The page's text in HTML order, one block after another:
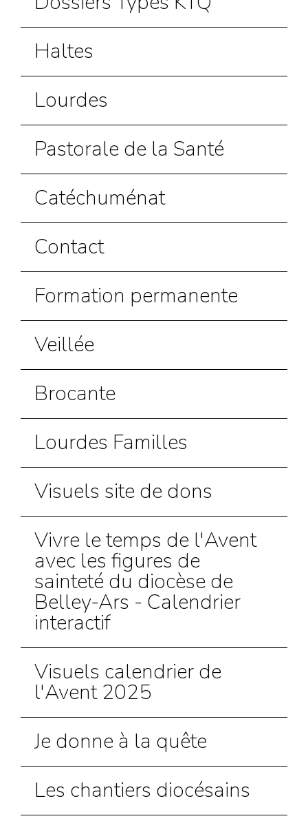
Haltes
Lourdes
Pastorale de la Santé
Catéchuménat
Contact
Formation permanente
Veillée
Brocante
Lourdes Familles
Visuels site de dons
Vivre le temps de l'Avent
avec les figures de
sainteté du diocèse de
Belley-Ars - Calendrier
interactif
Visuels calendrier de
l'Avent 2025
Je donne à la quête
Les chantiers diocésains